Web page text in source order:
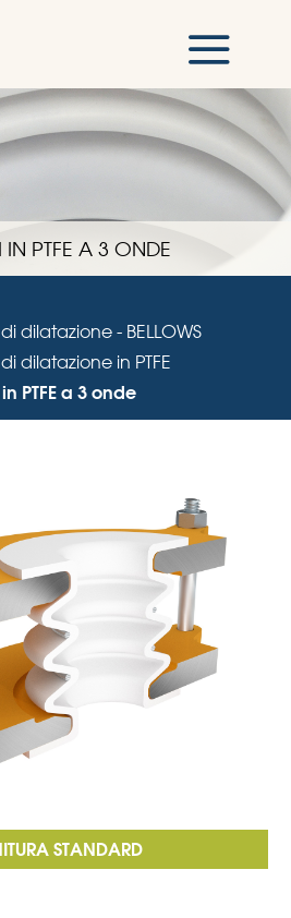
PTFE A 3 ONDE
dilatazione - BELLOWS
dilatazione in PTFE
PTFE a 3 onde